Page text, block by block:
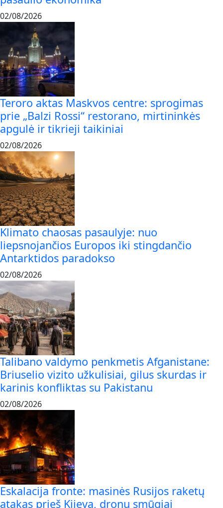
02/08/2026
Teroro aktas Maskvos centre: sprogimas
prie „Balzi Rossi“ restorano, mirtininkės
apgulė ir tikrieji taikiniai
02/08/2026
Klimato chaosas pasaulyje: nuo
liepsnojančios Europos iki stingdančio
Antarktidos paradokso
02/08/2026
Talibano valdymo penkmetis Afganistane:
Briuselio vizito užkulisiai, gilus skurdas ir
karinis konfliktas su Pakistanu
02/08/2026
Eskalacija fronte: masinės Rusijos raketų
atakas prieš Kijevą, dronų smūgiai